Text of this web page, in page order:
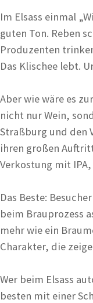
Im Elsass einmal
guten Ton. Reben
Produzenten
Das Klischee lebt.
Aber wie wäre es
nicht nur Wein,
Straßburg und den
ihren großen
Verkostung mit
Das Beste:
beim Brauprozess
mehr wie ein
Charakter, die
Wer beim Elsass
besten mit einer